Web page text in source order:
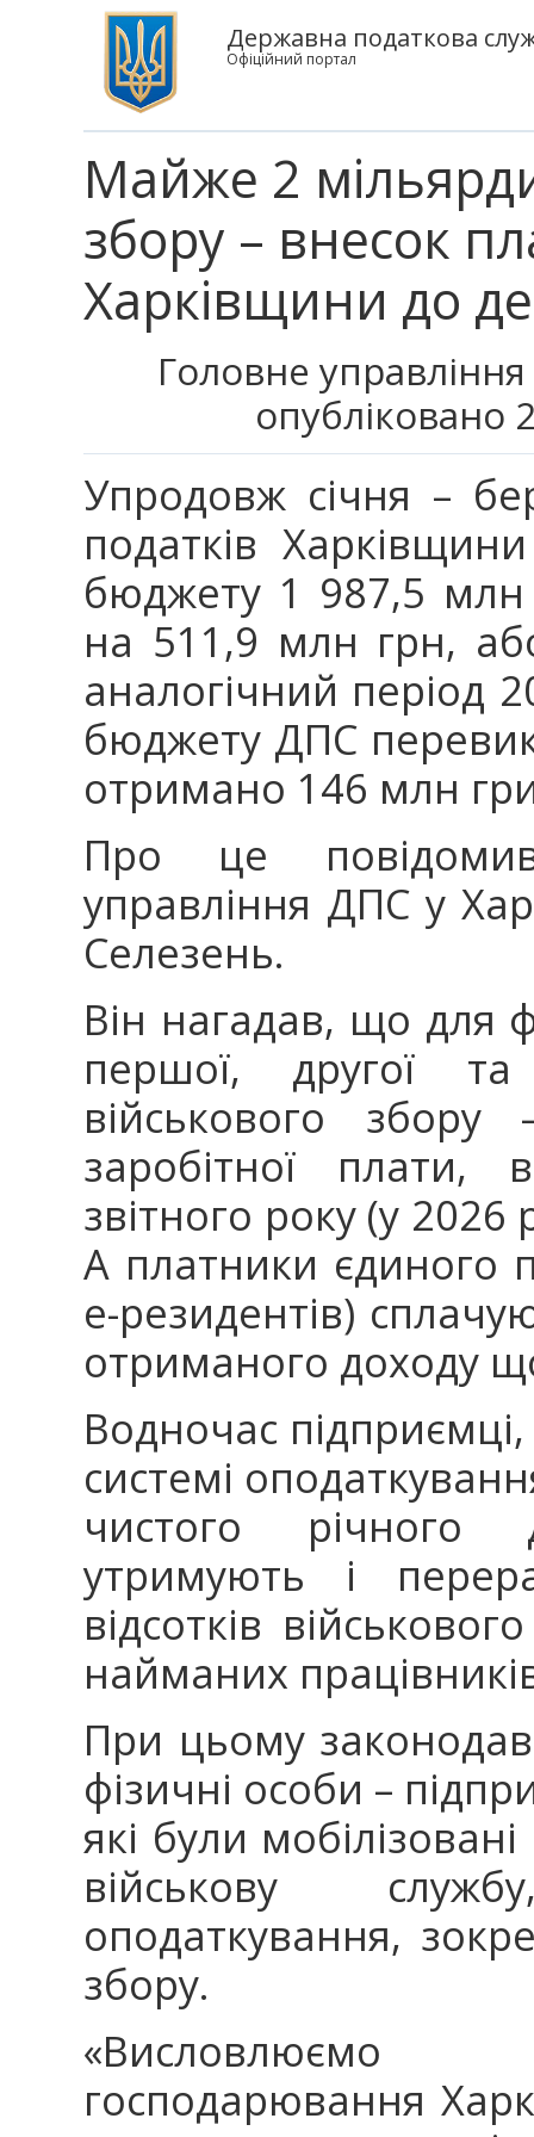
Державна податкова
Офіційний портал
Майже 2
збору – внесок
Харківщини до
Головне управління
опубліковано
Упродовж січня –
податків
бюджету 1 987,5 млн
на 511,9 млн грн,
аналогічний період
бюджету ДПС
отримано 146 млн
Про це
управління ДПС у
Селезень.
Він нагадав, що для
першої, другої
військового
заробітної плати,
звітного року (у
А платники єдиного
е-резидентів)
отриманого доходу
Водночас
системі
чистого річного
утримують і
відсотків
найманих
При цьому
фізичні особи –
які були
військову
оподаткування,
збору.
«Висловлюємо
господарювання